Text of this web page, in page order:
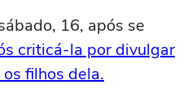
16, após se
criticá-la por divulgar
filhos dela.